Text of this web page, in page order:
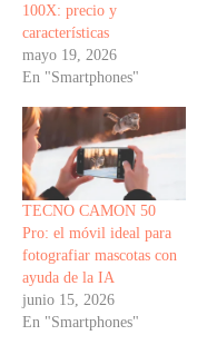
100X: precio y
características
mayo 19, 2026
En "Smartphones"
TECNO CAMON 50
Pro: el móvil ideal para
fotografiar mascotas con
ayuda de la IA
junio 15, 2026
En "Smartphones"